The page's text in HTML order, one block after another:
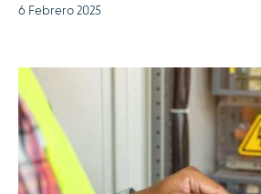
6 Febrero 2025